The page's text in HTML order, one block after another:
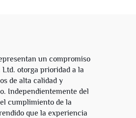
un compromiso
otorga prioridad a la
de alta calidad y
Independientemente del
cumplimiento de la
que la experiencia